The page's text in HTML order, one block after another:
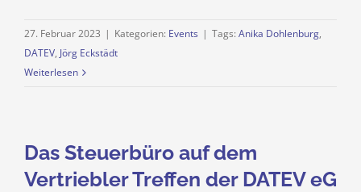
27. Februar 2023 | Kategorien: Events | Tags: Anika Dohlenburg,
DATEV, Jörg Eckstädt
Weiterlesen
Das Steuerbüro auf dem
Vertriebler Treffen der DATEV eG